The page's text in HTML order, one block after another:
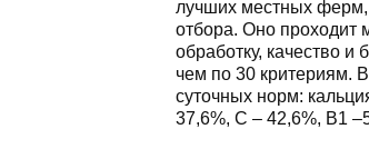
лучших местных ферм,
отбора. Оно проходит
обработку, качество и
чем по 30 критериям.
суточных норм:
37,6%, С ‒ 42,6%, В1